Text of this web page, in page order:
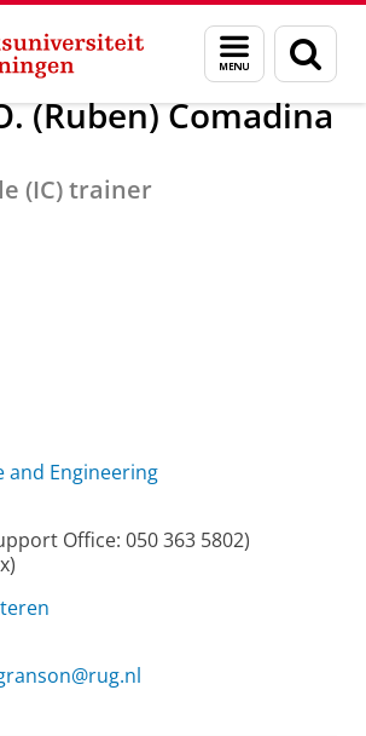
Menu
en
zoeken
A.R.O. (Ruben) Comadina Granson
(Ruben) Comadina
(IC) trainer
and Engineering
Office: 050 363 5802)